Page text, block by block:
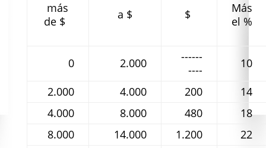
más
de $
a $ $
Más
el %
0 2.000
------
----
10
2.000
4.000 200
14
4.000
8.000 480
18
8.000
14.000 1.200
22